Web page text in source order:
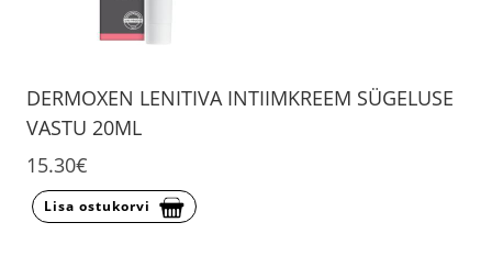
DERMOXEN LENITIVA INTIIMKREEM SÜGELUSE
VASTU 20ML
15.30€
Lisa ostukorvi